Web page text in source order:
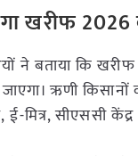
खरीफ 2026
ने बताया कि
ऋणी
ई-मित्र,